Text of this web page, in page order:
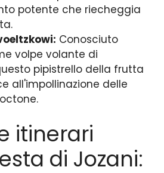
potente che riecheggia
Conosciuto
volpe volante di
pipistrello della frutta
all'impollinazione delle
itinerari
di Jozani: